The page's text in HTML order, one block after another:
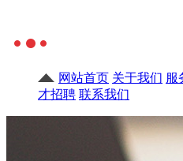
网站首页 关于我们 服
才招聘 联系我们